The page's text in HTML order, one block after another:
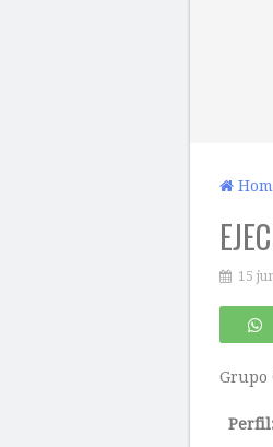
15
Grupo